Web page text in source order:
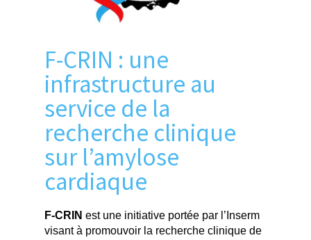
F-CRIN : une
infrastructure au
service de la
recherche clinique
sur l’amylose
cardiaque
F-CRIN est une initiative portée par l’Inserm
visant à promouvoir la recherche clinique de